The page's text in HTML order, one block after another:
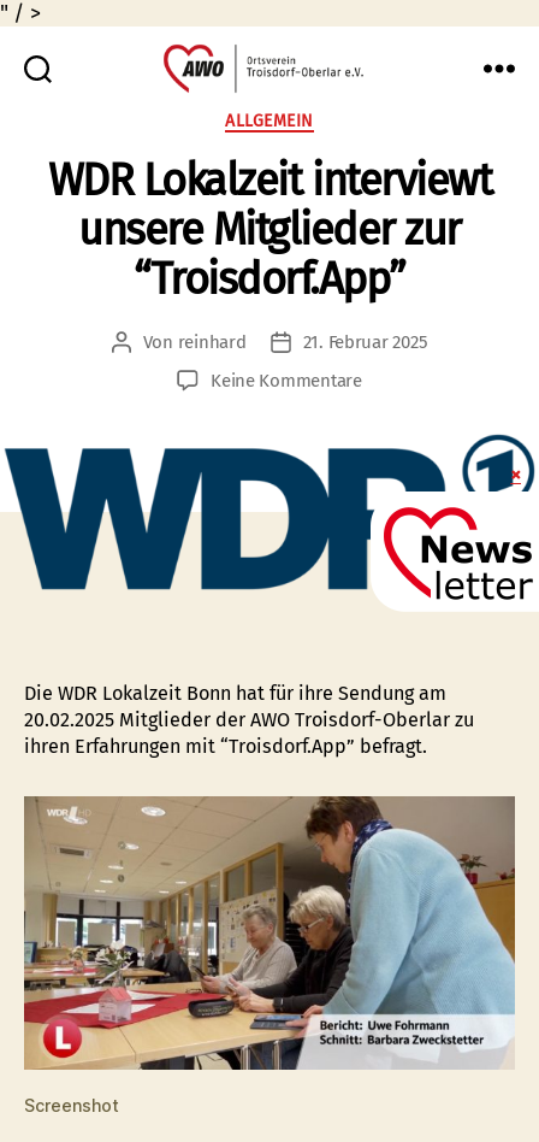
" / >
AWO
e.V.
Kategorien
ALLGEMEIN
WDR Lokalzeit interviewt
unsere Mitglieder zur
“Troisdorf.App”
Beitragsautor
Von reinhard Veröffentlichungsdatum
21. Februar 2025
Keine Kommentarezu
interviewt
unsere
Mitglieder
zur
“Troisdorf.App”
Die WDR Lokalzeit Bonn hat für ihre Sendung am
20.02.2025 Mitglieder der AWO Troisdorf-Oberlar zu
ihren Erfahrungen mit “Troisdorf.App” befragt.
Screenshot